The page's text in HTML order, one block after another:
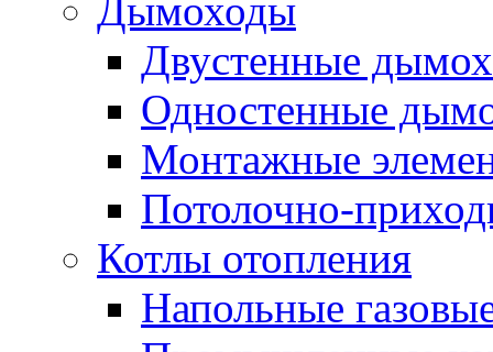
Дымоходы
Двустенные
Одностенные
Монтажные
Потолочно-
Котлы отопления
Напольные